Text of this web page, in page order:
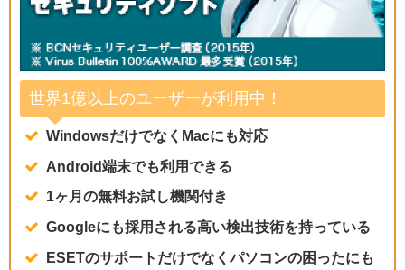
世界1億以上のユーザーが利用中！
WindowsだけでなくMacにも対応
Android端末でも利用できる
1ヶ月の無料お試し機関付き
Googleにも採用される高い検出技術を持っている
ESETのサポートだけでなくパソコンの困ったにも